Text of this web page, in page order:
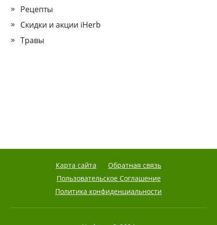
Рецепты
Скидки и акции iHerb
Травы
Карта сайта
Обратная связь
Пользовательское Соглашение
Политика конфиденциальности